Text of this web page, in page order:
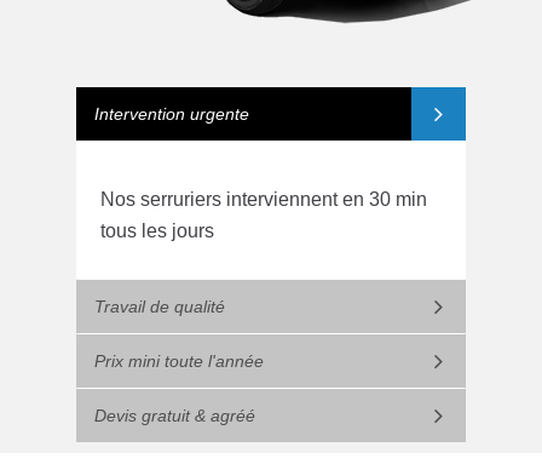
Intervention urgente
Nos serruriers interviennent en 30 min
tous les jours
Travail de qualité
Prix mini toute l'année
Devis gratuit & agréé